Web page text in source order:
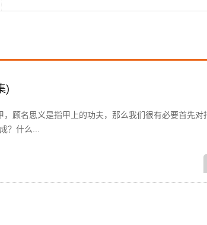
)
顾名思义是指甲上的功夫，那么我们很有必要首先对
？什么...